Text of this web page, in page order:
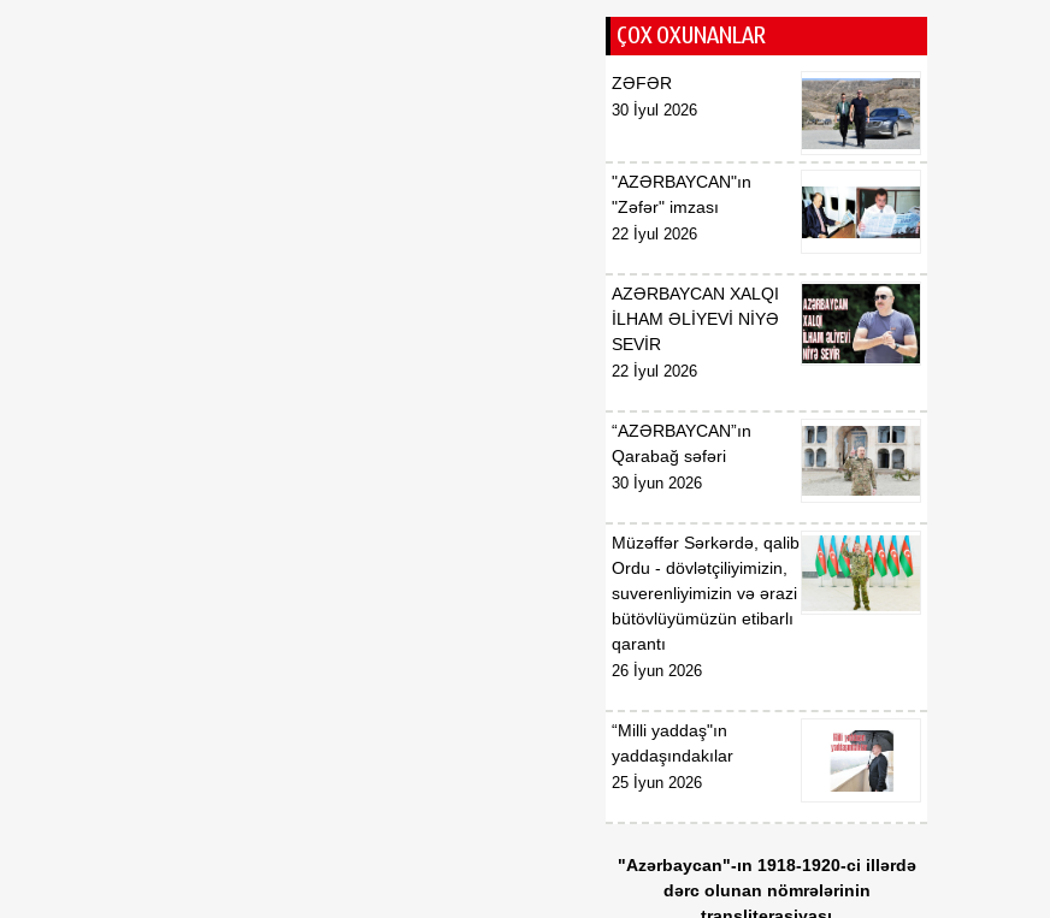
Azərbaycan
Respublikasının
səlahiyyətli səfiri təyin
edilməsi haqqında
08 Avqust
X.N.Fərhadovun
Azərbaycan
Respublikasının Pakistan
İslam Respublikasında
fövqəladə və səlahiyyətli
səfiri vəzifəsindən geri
çağırılması haqqında
01:13
08 Avqust
"Dövlət qulluğu haqqında"
və "Media haqqında"
Azərbaycan
Respublikasının
qanunlarında dəyişiklik
08 Avqust
ÇOX OXUNANLAR
ZƏFƏR
30 İyul 2026
"AZƏRBAYCAN"ın
"Zəfər" imzası
22 İyul 2026
AZƏRBAYCAN XALQI
İLHAM ƏLİYEVİ NİYƏ
SEVİR
22 İyul 2026
“AZƏRBAYCAN”ın
Qarabağ səfəri
30 İyun 2026
Müzəffər Sərkərdə, qalib
Ordu - dövlətçiliyimizin,
suverenliyimizin və ərazi
bütövlüyümüzün etibarlı
qarantı
26 İyun 2026
“Milli yaddaş"ın
yaddaşındakılar
25 İyun 2026
"Azərbaycan"-ın 1918-1920-ci illərdə
dərc olunan nömrələrinin